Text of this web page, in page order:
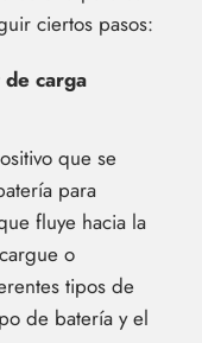
ciertos pasos:
carga
que se
para
fluye hacia la
o
tipos de
de batería y el